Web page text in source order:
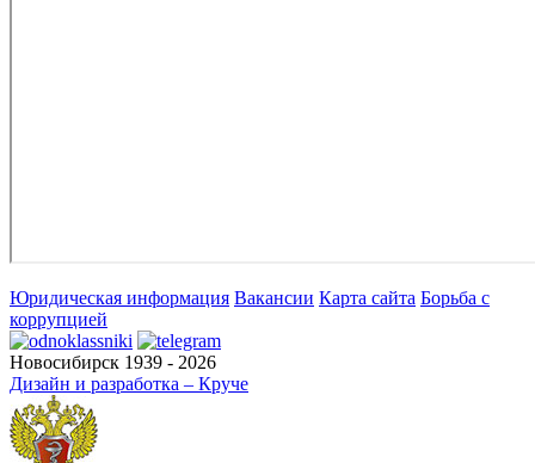
Юридическая информация Вакансии Карта сайта Борьба с
коррупцией
Новосибирск 1939 - 2026
Дизайн и разработка – Круче